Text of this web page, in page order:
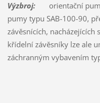
Výzbroj:orientační pumy
pumy typu SAB-100-90,
závěsnících,
křídelní závěsníky lze ale
záchranným vybavením